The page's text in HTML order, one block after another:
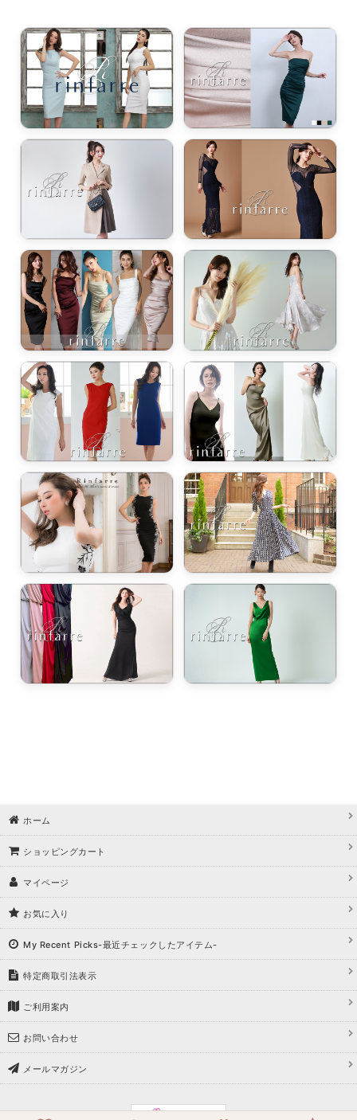
ホーム
ショッピングカート
マイページ
お気に入り
My Recent Picks-最近チェックしたアイテム-
特定商取引法表示
ご利用案内
お問い合わせ
メールマガジン